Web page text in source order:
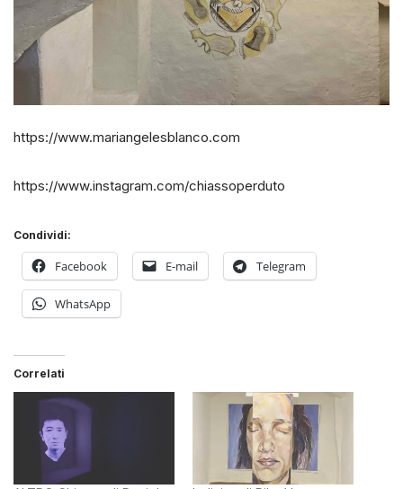
https://www.mariangelesblanco.com
https://www.instagram.com/chiassoperduto
Condividi:
Facebook E-mail Telegram
WhatsApp
Correlati